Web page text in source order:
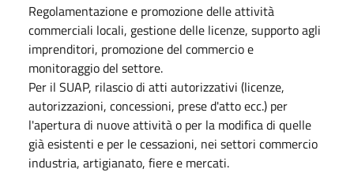
Regolamentazione e promozione delle attività
commerciali locali, gestione delle licenze, supporto agli
imprenditori, promozione del commercio e
monitoraggio del settore.
Per il SUAP, rilascio di atti autorizzativi (licenze,
autorizzazioni, concessioni, prese d'atto ecc.) per
l'apertura di nuove attività o per la modifica di quelle
già esistenti e per le cessazioni, nei settori commercio
industria, artigianato, fiere e mercati.